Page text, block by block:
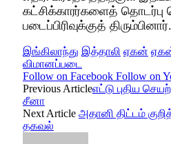
கட்சிக்காரர்களைத்
படைப்பிரிவுக்குத் திரும்பினார்.
இங்கிலாந்து இத்தாலி ஏகன்
விமானப்படை
Follow on Facebook Follow on
Previous Articleஎட்டு புதிய
சீனா
Next Article அதானி திட்டம்
தகவல்